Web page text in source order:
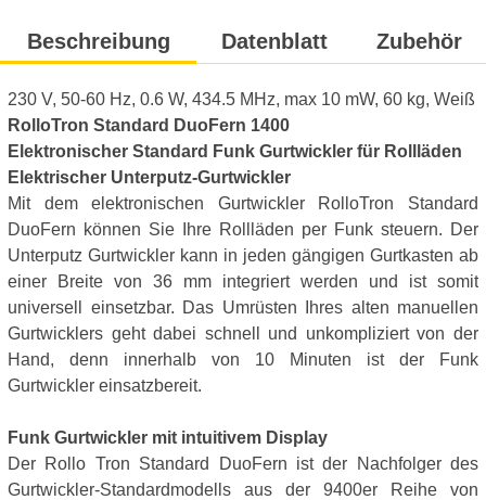
Beschreibung Datenblatt Zubehör
230 V, 50-60 Hz, 0.6 W, 434.5 MHz, max 10 mW, 60 kg, Weiß
RolloTron Standard DuoFern 1400
Elektronischer Standard Funk Gurtwickler für Rollläden
Elektrischer Unterputz-Gurtwickler
Mit dem elektronischen Gurtwickler RolloTron Standard
DuoFern können Sie Ihre Rollläden per Funk steuern. Der
Unterputz Gurtwickler kann in jeden gängigen Gurtkasten ab
einer Breite von 36 mm integriert werden und ist somit
universell einsetzbar. Das Umrüsten Ihres alten manuellen
Gurtwicklers geht dabei schnell und unkompliziert von der
Hand, denn innerhalb von 10 Minuten ist der Funk
Gurtwickler einsatzbereit.
Funk Gurtwickler mit intuitivem Display
Der Rollo Tron Standard DuoFern ist der Nachfolger des
Gurtwickler-Standardmodells aus der 9400er Reihe von